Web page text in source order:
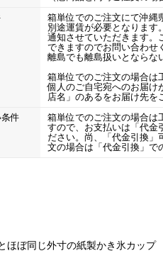
箱単位でのご注文にて沖縄
別途運賃が必要となります
通知させていただきます。
できますのでお問い合わせ
離島でも離島扱いとならな
箱単位でのご注文の場合は
個人のご自宅宛へのお届け
店名」のあるをお届け先を
件
箱単位でのご注文の場合は
すので、お支払いは「代金
ださい。尚、「代金引換」
文の場合は「代金引換」で
ほぼ同じ外寸の紙製かき氷カップ